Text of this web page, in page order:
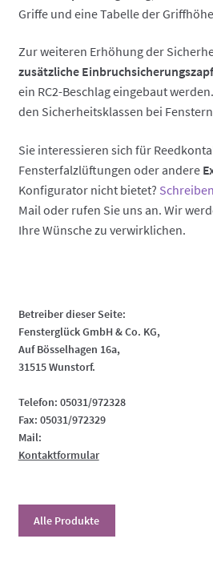
Griffe und eine Tabelle der
Zur weiteren Erhöhung der
zusätzliche
ein RC2-Beschlag eingebaut
den Sicherheitsklassen bei
Sie interessieren sich für
Fensterfalzlüftungen oder andere
Konfigurator nicht bietet?
Mail oder rufen Sie uns an. Wir
Ihre Wünsche zu verwirklichen.
Betreiber dieser Seite:
Fensterglück GmbH & Co. KG,
Auf Bösselhagen 16a,
31515 Wunstorf.
Telefon: 05031/972328
Fax: 05031/972329
Mail:
Kontaktformular
Alle Produkte